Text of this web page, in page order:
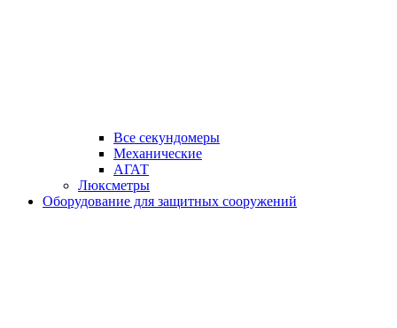
Все секундомеры
Механические
АГАТ
Люксметры
Оборудование для защитных сооружений